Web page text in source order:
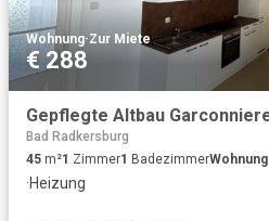
Wohnung·Zur Miete
€ 288
Bad Radkersburg
45 m²1 Zimmer1 BadezimmerWohnung
·Heizung